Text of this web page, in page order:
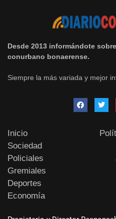
Desde 2013 informándote
conurbano bonaerense.
Siempre la más variada y mejor
Inicio
Sociedad
Policiales
Gremiales
Deportes
Economía